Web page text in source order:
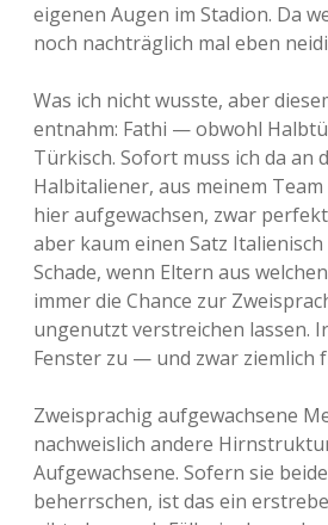
eigenen Augen im Stadion. Da
noch nachträglich mal eben
Was ich nicht wusste, aber
entnahm: Fathi — obwohl
Türkisch. Sofort muss ich da an
Halbitaliener, aus meinem
hier aufgewachsen, zwar
aber kaum einen Satz
Schade, wenn Eltern aus
immer die Chance zur
ungenutzt verstreichen lassen.
Fenster zu — und zwar ziemlich
Zweisprachig aufgewachsene
nachweislich andere
Aufgewachsene. Sofern sie
beherrschen, ist das ein